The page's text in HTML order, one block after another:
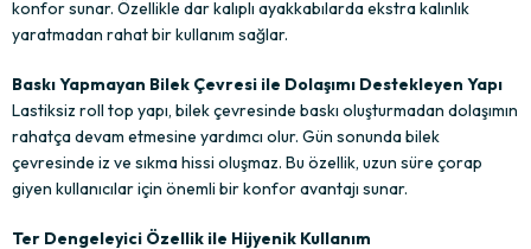
konfor sunar. Özellikle dar kalıplı ayakkabılarda ekstra kalınlık
yaratmadan rahat bir kullanım sağlar.
Baskı Yapmayan Bilek Çevresi ile Dolaşımı Destekleyen Yapı
Lastiksiz roll top yapı, bilek çevresinde baskı oluşturmadan dolaşımın
rahatça devam etmesine yardımcı olur. Gün sonunda bilek
çevresinde iz ve sıkma hissi oluşmaz. Bu özellik, uzun süre çorap
giyen kullanıcılar için önemli bir konfor avantajı sunar.
Ter Dengeleyici Özellik ile Hijyenik Kullanım